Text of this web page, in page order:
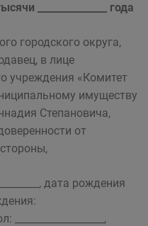
______________ года
городского округа,
в лице
учреждения «Комитет
имуществу
Степановича,
от
дата рождения
__________________,